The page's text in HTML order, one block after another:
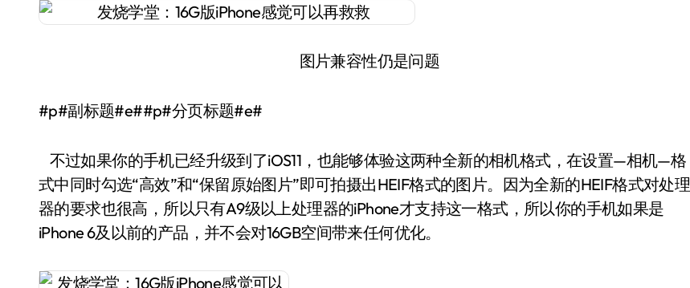
图片兼容性仍是问题
#p#副标题#e##p#分页标题#e#
不过如果你的手机已经升级到了iOS11，也能够体验这两种全新的相机格式，在设置—相机—格
式中同时勾选“高效”和“保留原始图片”即可拍摄出HEIF格式的图片。因为全新的HEIF格式对处理
器的要求也很高，所以只有A9级以上处理器的iPhone才支持这一格式，所以你的手机如果是
iPhone 6及以前的产品，并不会对16GB空间带来任何优化。